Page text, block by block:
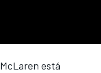
McLaren está